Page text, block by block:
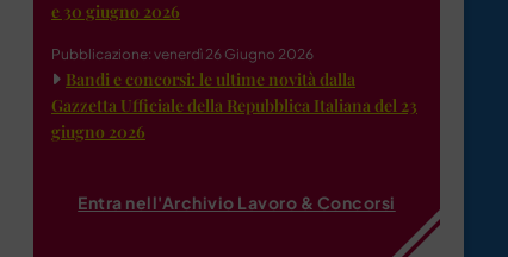
e 30 giugno 2026
Pubblicazione: venerdì 26 Giugno 2026
Bandi e concorsi: le ultime novità dalla
Gazzetta Ufficiale della Repubblica Italiana del 23
giugno 2026
Entra nell'Archivio Lavoro & Concorsi